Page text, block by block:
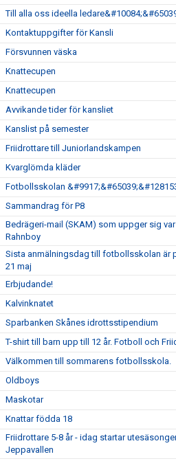
Till alla oss ideella
Kontaktuppgifter för Kansli
Försvunnen väska
Knattecupen
Knattecupen
Avvikande tider för kansliet
Kanslist på semester
Friidrottare till Juniorlandskampen
Kvarglömda kläder
Fotbollsskolan
Sammandrag för P8
Bedrägeri-mail (SKAM) som uppger sig
Rahnboy
Sista anmälningsdag till fotbollsskolan är
21 maj
Erbjudande!
Kalvinknatet
Sparbanken Skånes idrottsstipendium
T-shirt till barn upp till 12 år. Fotboll och
Välkommen till sommarens fotbollsskola.
Oldboys
Maskotar
Knattar födda 18
Friidrottare 5-8 år - idag startar
Jeppavallen